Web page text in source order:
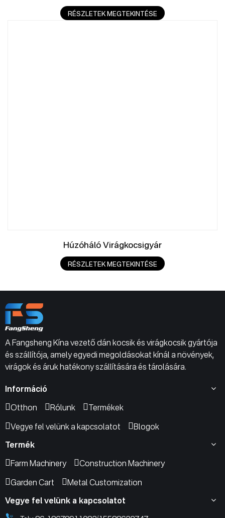
RÉSZLETEK MEGTEKINTÉSE
Húzóháló Virágkocsigyár
RÉSZLETEK MEGTEKINTÉSE
A Fangsheng Kína vezető dán kocsik és virágkocsik gyártója
és szállítója, amely egyedi megoldásokat kínál a növények,
virágok és áruk hatékony szállítására és tárolására.
Információ
Otthon
Rólunk
Termékek
Vegye fel velünk a kapcsolatot
Blogok
Termék
Farm Machinery
Construction Machinery
Garden Cart
Metal Customization
Vegye fel velünk a kapcsolatot